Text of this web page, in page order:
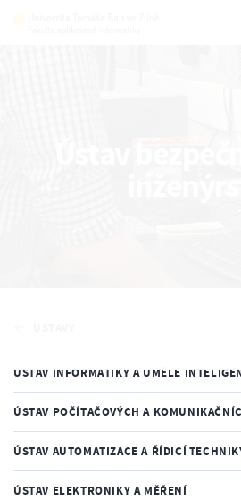
ÚSTAV INFORMATIKY A UMĚLÉ
ÚSTAV POČÍTAČOVÝCH A
ÚSTAV AUTOMATIZACE A ŘÍDICÍ
ÚSTAV ELEKTRONIKY A MĚŘENÍ